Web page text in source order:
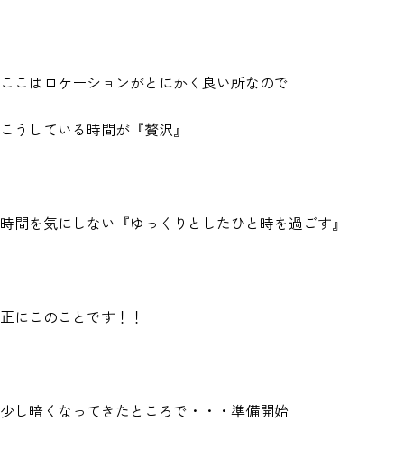
ここはロケーションがとにかく良い所なので
こうしている時間が『贅沢』
時間を気にしない『ゆっくりとしたひと時を過ごす』
正にこのことです！！
少し暗くなってきたところで・・・準備開始